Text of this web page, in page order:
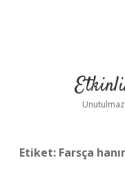
Etiket: Farsça